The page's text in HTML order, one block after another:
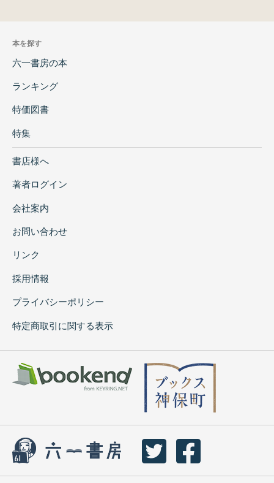
本を探す
六一書房の本
ランキング
特価図書
特集
書店様へ
著者ログイン
会社案内
お問い合わせ
リンク
採用情報
プライバシーポリシー
特定商取引に関する表示